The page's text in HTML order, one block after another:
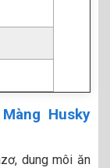
Husky
dung môi ăn